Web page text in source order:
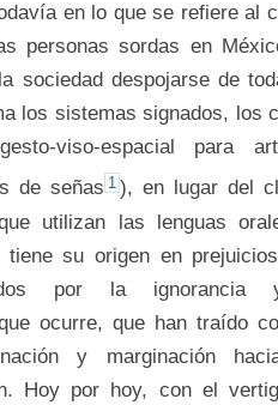
en lo que se refiere al
personas sordas en
sociedad despojarse de
los sistemas signados, los
viso-espacial para
de señas 1 ), en lugar del
utilizan las lenguas
su origen en
por la
ocurre, que han traído
y marginación
Hoy por hoy, con el